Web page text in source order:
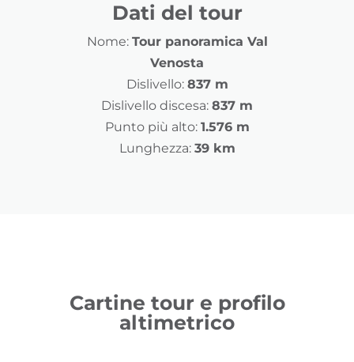
Dati del tour
Nome: Tour panoramica Val
Venosta
Dislivello: 837 m
Dislivello discesa: 837 m
Punto più alto: 1.576 m
Lunghezza: 39 km
Cartine tour e profilo
altimetrico